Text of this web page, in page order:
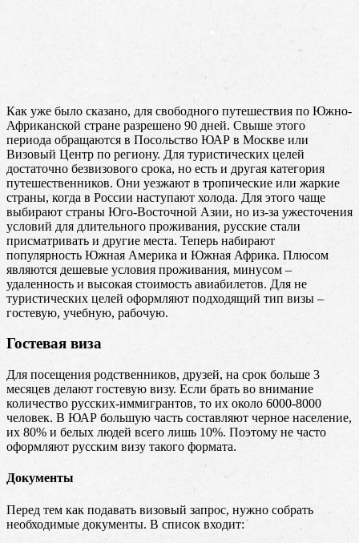
Как уже было сказано, для свободного путешествия по Южно-
Африканской стране разрешено 90 дней. Свыше этого
периода обращаются в Посольство ЮАР в Москве или
Визовый Центр по региону. Для туристических целей
достаточно безвизового срока, но есть и другая категория
путешественников. Они уезжают в тропические или жаркие
страны, когда в России наступают холода. Для этого чаще
выбирают страны Юго-Восточной Азии, но из-за ужесточения
условий для длительного проживания, русские стали
присматривать и другие места. Теперь набирают
популярность Южная Америка и Южная Африка. Плюсом
являются дешевые условия проживания, минусом –
удаленность и высокая стоимость авиабилетов. Для не
туристических целей оформляют подходящий тип визы –
гостевую, учебную, рабочую.
Гостевая виза
Для посещения родственников, друзей, на срок больше 3
месяцев делают гостевую визу. Если брать во внимание
количество русских-иммигрантов, то их около 6000-8000
человек. В ЮАР большую часть составляют черное население,
их 80% и белых людей всего лишь 10%. Поэтому не часто
оформляют русским визу такого формата.
Документы
Перед тем как подавать визовый запрос, нужно собрать
необходимые документы. В список входит: